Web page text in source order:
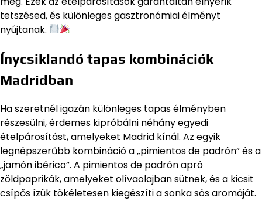
tetszésed, és különleges gasztronómiai élményt
nyújtanak.
Ínycsiklandó tapas kombinációk
Madridban
Ha szeretnél igazán különleges tapas élményben
részesülni, érdemes kipróbálni néhány egyedi
ételpárosítást, amelyeket Madrid kínál. Az egyik
legnépszerűbb kombináció a „pimientos de padrón” és a
„jamón ibérico”. A pimientos de padrón apró
zöldpaprikák, amelyeket olívaolajban sütnek, és a kicsit
csípős ízük tökéletesen kiegészíti a sonka sós aromáját.